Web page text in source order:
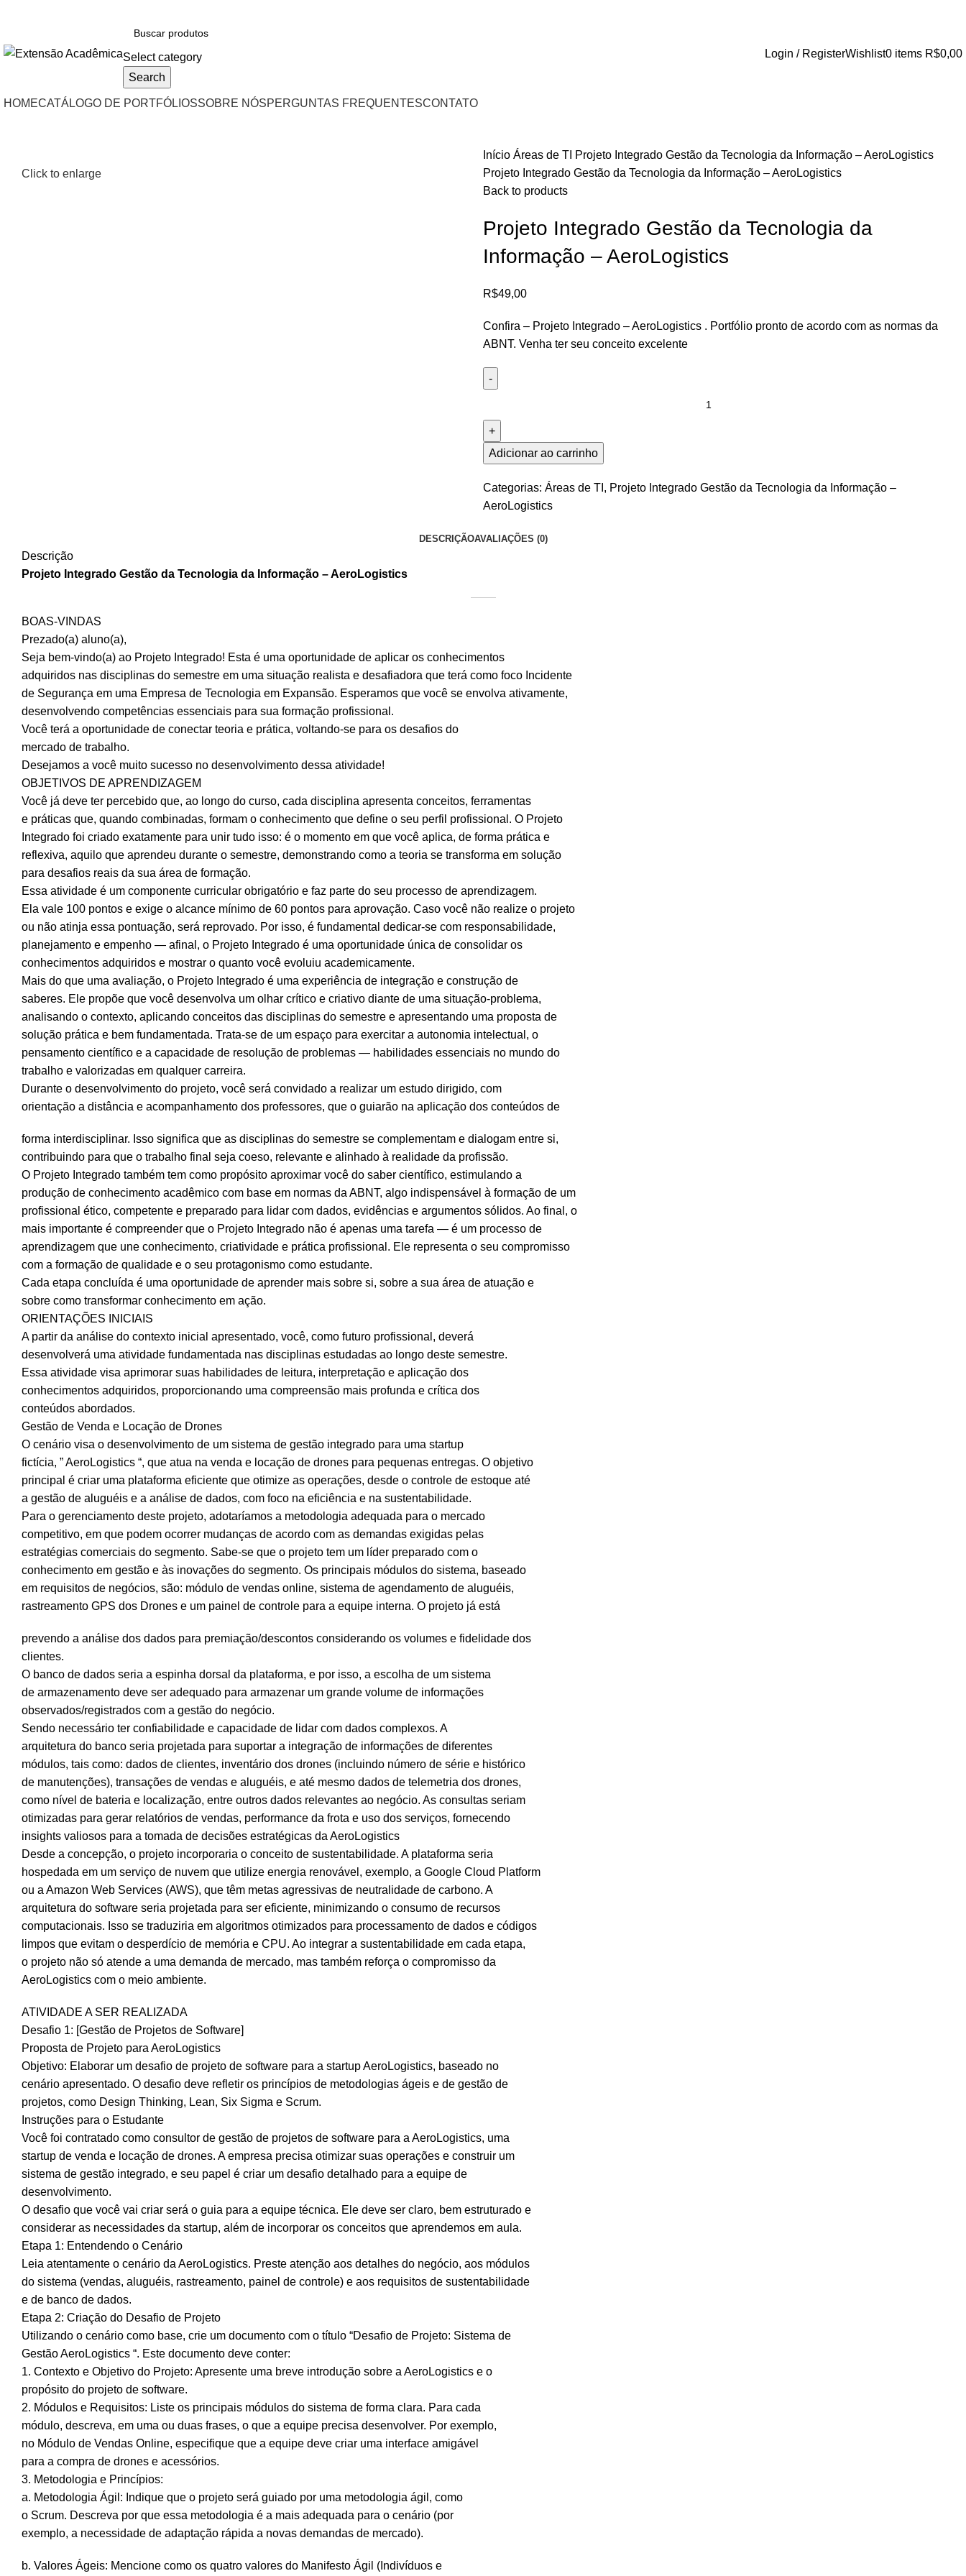
Select category
Search
Login / RegisterWishlist0 items R$0,00
HOMECATÁLOGO DE PORTFÓLIOSSOBRE NÓSPERGUNTAS FREQUENTESCONTATO
Click to enlarge
Início Áreas de TI Projeto Integrado Gestão da Tecnologia da Informação – AeroLogistics
Projeto Integrado Gestão da Tecnologia da Informação – AeroLogistics
Back to products
Projeto Integrado Gestão da Tecnologia da
Informação – AeroLogistics
R$49,00
Confira – Projeto Integrado – AeroLogistics . Portfólio pronto de acordo com as normas da
ABNT. Venha ter seu conceito excelente
Adicionar ao carrinho
Categorias: Áreas de TI , Projeto Integrado Gestão da Tecnologia da Informação –
AeroLogistics
DESCRIÇÃOAVALIAÇÕES (0)
Descrição
Projeto Integrado Gestão da Tecnologia da Informação – AeroLogistics
BOAS-VINDAS
Prezado(a) aluno(a),
Seja bem-vindo(a) ao Projeto Integrado! Esta é uma oportunidade de aplicar os conhecimentos
adquiridos nas disciplinas do semestre em uma situação realista e desafiadora que terá como foco Incidente
de Segurança em uma Empresa de Tecnologia em Expansão. Esperamos que você se envolva ativamente,
desenvolvendo competências essenciais para sua formação profissional.
Você terá a oportunidade de conectar teoria e prática, voltando-se para os desafios do
mercado de trabalho.
Desejamos a você muito sucesso no desenvolvimento dessa atividade!
OBJETIVOS DE APRENDIZAGEM
Você já deve ter percebido que, ao longo do curso, cada disciplina apresenta conceitos, ferramentas
e práticas que, quando combinadas, formam o conhecimento que define o seu perfil profissional. O Projeto
Integrado foi criado exatamente para unir tudo isso: é o momento em que você aplica, de forma prática e
reflexiva, aquilo que aprendeu durante o semestre, demonstrando como a teoria se transforma em solução
para desafios reais da sua área de formação.
Essa atividade é um componente curricular obrigatório e faz parte do seu processo de aprendizagem.
Ela vale 100 pontos e exige o alcance mínimo de 60 pontos para aprovação. Caso você não realize o projeto
ou não atinja essa pontuação, será reprovado. Por isso, é fundamental dedicar-se com responsabilidade,
planejamento e empenho — afinal, o Projeto Integrado é uma oportunidade única de consolidar os
conhecimentos adquiridos e mostrar o quanto você evoluiu academicamente.
Mais do que uma avaliação, o Projeto Integrado é uma experiência de integração e construção de
saberes. Ele propõe que você desenvolva um olhar crítico e criativo diante de uma situação-problema,
analisando o contexto, aplicando conceitos das disciplinas do semestre e apresentando uma proposta de
solução prática e bem fundamentada. Trata-se de um espaço para exercitar a autonomia intelectual, o
pensamento científico e a capacidade de resolução de problemas — habilidades essenciais no mundo do
trabalho e valorizadas em qualquer carreira.
Durante o desenvolvimento do projeto, você será convidado a realizar um estudo dirigido, com
orientação a distância e acompanhamento dos professores, que o guiarão na aplicação dos conteúdos de
forma interdisciplinar. Isso significa que as disciplinas do semestre se complementam e dialogam entre si,
contribuindo para que o trabalho final seja coeso, relevante e alinhado à realidade da profissão.
O Projeto Integrado também tem como propósito aproximar você do saber científico, estimulando a
produção de conhecimento acadêmico com base em normas da ABNT, algo indispensável à formação de um
profissional ético, competente e preparado para lidar com dados, evidências e argumentos sólidos. Ao final, o
mais importante é compreender que o Projeto Integrado não é apenas uma tarefa — é um processo de
aprendizagem que une conhecimento, criatividade e prática profissional. Ele representa o seu compromisso
com a formação de qualidade e o seu protagonismo como estudante.
Cada etapa concluída é uma oportunidade de aprender mais sobre si, sobre a sua área de atuação e
sobre como transformar conhecimento em ação.
ORIENTAÇÕES INICIAIS
A partir da análise do contexto inicial apresentado, você, como futuro profissional, deverá
desenvolverá uma atividade fundamentada nas disciplinas estudadas ao longo deste semestre.
Essa atividade visa aprimorar suas habilidades de leitura, interpretação e aplicação dos
conhecimentos adquiridos, proporcionando uma compreensão mais profunda e crítica dos
conteúdos abordados.
Gestão de Venda e Locação de Drones
O cenário visa o desenvolvimento de um sistema de gestão integrado para uma startup
fictícia, ” AeroLogistics “, que atua na venda e locação de drones para pequenas entregas. O objetivo
principal é criar uma plataforma eficiente que otimize as operações, desde o controle de estoque até
a gestão de aluguéis e a análise de dados, com foco na eficiência e na sustentabilidade.
Para o gerenciamento deste projeto, adotaríamos a metodologia adequada para o mercado
competitivo, em que podem ocorrer mudanças de acordo com as demandas exigidas pelas
estratégias comerciais do segmento. Sabe-se que o projeto tem um líder preparado com o
conhecimento em gestão e às inovações do segmento. Os principais módulos do sistema, baseado
em requisitos de negócios, são: módulo de vendas online, sistema de agendamento de aluguéis,
rastreamento GPS dos Drones e um painel de controle para a equipe interna. O projeto já está
prevendo a análise dos dados para premiação/descontos considerando os volumes e fidelidade dos
clientes.
O banco de dados seria a espinha dorsal da plataforma, e por isso, a escolha de um sistema
de armazenamento deve ser adequado para armazenar um grande volume de informações
observados/registrados com a gestão do negócio.
Sendo necessário ter confiabilidade e capacidade de lidar com dados complexos. A
arquitetura do banco seria projetada para suportar a integração de informações de diferentes
módulos, tais como: dados de clientes, inventário dos drones (incluindo número de série e histórico
de manutenções), transações de vendas e aluguéis, e até mesmo dados de telemetria dos drones,
como nível de bateria e localização, entre outros dados relevantes ao negócio. As consultas seriam
otimizadas para gerar relatórios de vendas, performance da frota e uso dos serviços, fornecendo
insights valiosos para a tomada de decisões estratégicas da AeroLogistics
Desde a concepção, o projeto incorporaria o conceito de sustentabilidade. A plataforma seria
hospedada em um serviço de nuvem que utilize energia renovável, exemplo, a Google Cloud Platform
ou a Amazon Web Services (AWS), que têm metas agressivas de neutralidade de carbono. A
arquitetura do software seria projetada para ser eficiente, minimizando o consumo de recursos
computacionais. Isso se traduziria em algoritmos otimizados para processamento de dados e códigos
limpos que evitam o desperdício de memória e CPU. Ao integrar a sustentabilidade em cada etapa,
o projeto não só atende a uma demanda de mercado, mas também reforça o compromisso da
AeroLogistics com o meio ambiente.
ATIVIDADE A SER REALIZADA
Desafio 1: [Gestão de Projetos de Software]
Proposta de Projeto para AeroLogistics
Objetivo: Elaborar um desafio de projeto de software para a startup AeroLogistics, baseado no
cenário apresentado. O desafio deve refletir os princípios de metodologias ágeis e de gestão de
projetos, como Design Thinking, Lean, Six Sigma e Scrum.
Instruções para o Estudante
Você foi contratado como consultor de gestão de projetos de software para a AeroLogistics, uma
startup de venda e locação de drones. A empresa precisa otimizar suas operações e construir um
sistema de gestão integrado, e seu papel é criar um desafio detalhado para a equipe de
desenvolvimento.
O desafio que você vai criar será o guia para a equipe técnica. Ele deve ser claro, bem estruturado e
considerar as necessidades da startup, além de incorporar os conceitos que aprendemos em aula.
Etapa 1: Entendendo o Cenário
Leia atentamente o cenário da AeroLogistics. Preste atenção aos detalhes do negócio, aos módulos
do sistema (vendas, aluguéis, rastreamento, painel de controle) e aos requisitos de sustentabilidade
e de banco de dados.
Etapa 2: Criação do Desafio de Projeto
Utilizando o cenário como base, crie um documento com o título “Desafio de Projeto: Sistema de
Gestão AeroLogistics “. Este documento deve conter:
1. Contexto e Objetivo do Projeto: Apresente uma breve introdução sobre a AeroLogistics e o
propósito do projeto de software.
2. Módulos e Requisitos: Liste os principais módulos do sistema de forma clara. Para cada
módulo, descreva, em uma ou duas frases, o que a equipe precisa desenvolver. Por exemplo,
no Módulo de Vendas Online, especifique que a equipe deve criar uma interface amigável
para a compra de drones e acessórios.
3. Metodologia e Princípios:
a. Metodologia Ágil: Indique que o projeto será guiado por uma metodologia ágil, como
o Scrum. Descreva por que essa metodologia é a mais adequada para o cenário (por
exemplo, a necessidade de adaptação rápida a novas demandas de mercado).
b. Valores Ágeis: Mencione como os quatro valores do Manifesto Ágil (Indivíduos e